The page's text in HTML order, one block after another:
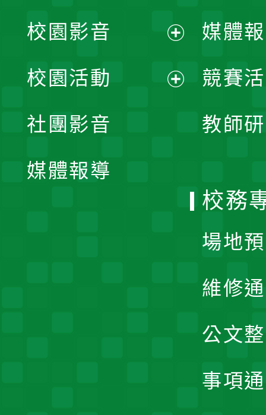
媒體
競賽
教師
校園影音
開
校園活動
社團影音
媒體報導
校務
場地
維修
公文
事項